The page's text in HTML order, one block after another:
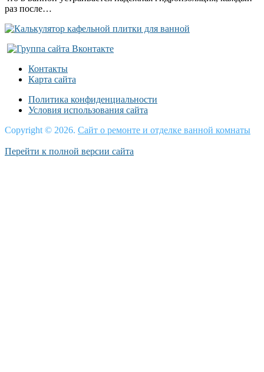
раз после…
Контакты
Карта сайта
Политика конфиденциальности
Условия использования сайта
Copyright © 2026. Сайт о ремонте и отделке ванной комнаты
Перейти к полной версии сайта